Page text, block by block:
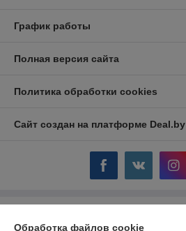
График работы
Полная версия сайта
Политика обработки cookies
Сайт создан на платформе Deal.by
Обработка файлов cookie